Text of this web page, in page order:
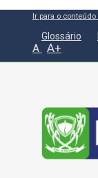
Ir para o conteúdo
Glossário
A A+